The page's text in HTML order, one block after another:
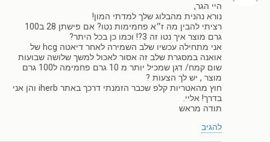
היי הגר,
נורא נהנית מהבלוג שלך למדתי המון!
רציתי להבין מה ז״א פחמימות נטו? אם פישתן 28 ב100
גרם מוצר איך נטו זה 3?! וכמו כן בכל היתר?
אני מתחילה עכשיו שלב השמירה לאחר דיאטה hcg של
אואנה במסגרת שלב זה אסור לאכול למשך שלושה שבועות
שום קמח/ דגן שמכיל יותר מ 10 גרם פחמימה ל100 גרם
מוצר , יש לך הצעות ?
חוץ מהאטריות קלפ שכבר הזמנתי דרכך באתר iherb והן אני
בדרך! אליי.
תודה מראש
להגיב